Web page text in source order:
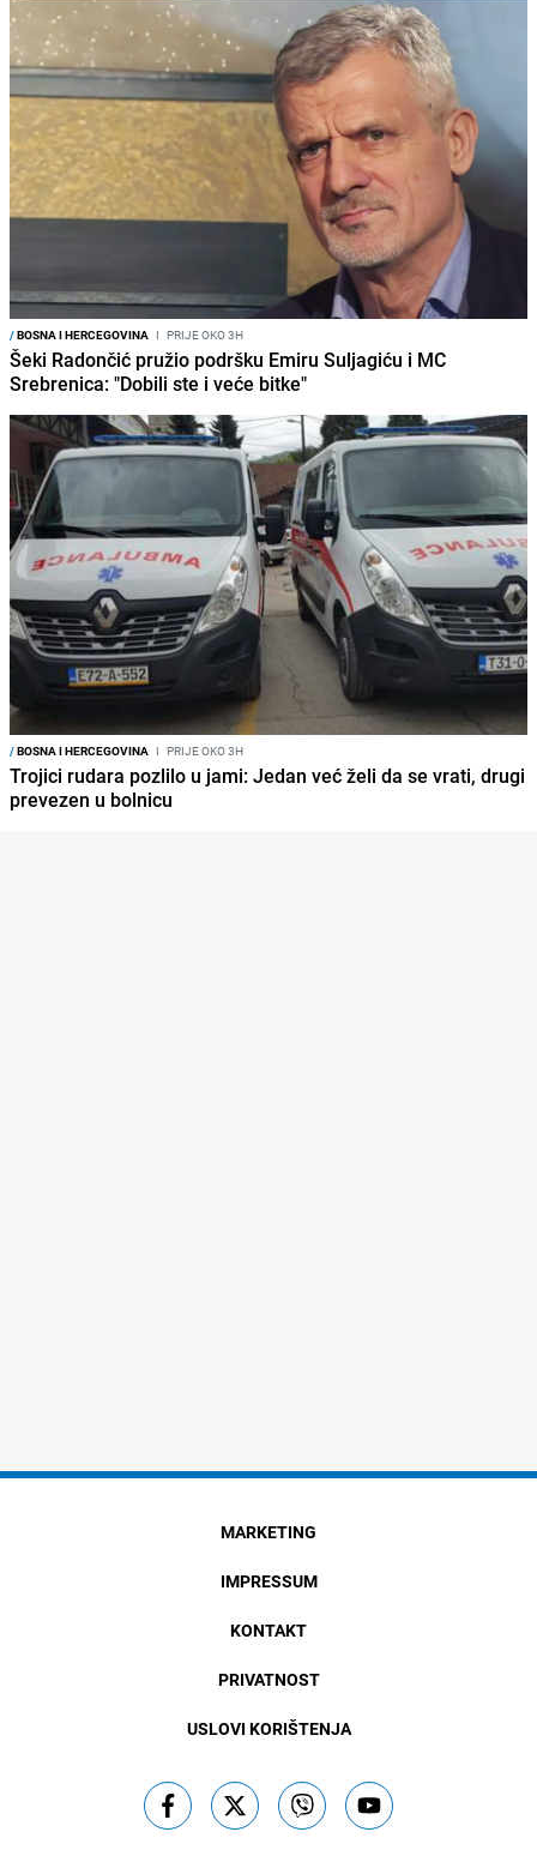
/BOSNA I HERCEGOVINA I PRIJE OKO 3H
Šeki Radončić pružio podršku Emiru Suljagiću i MC
Srebrenica: "Dobili ste i veće bitke"
/BOSNA I HERCEGOVINA I PRIJE OKO 3H
Trojici rudara pozlilo u jami: Jedan već želi da se vrati, drugi
prevezen u bolnicu
MARKETING
IMPRESSUM
KONTAKT
PRIVATNOST
USLOVI KORIŠTENJA